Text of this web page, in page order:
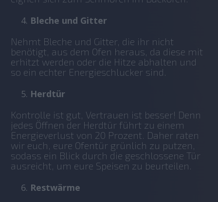
Bleche und Gitter
Nehmt Bleche und Gitter, die ihr nicht
benötigt, aus dem Ofen heraus, da diese mit
erhitzt werden oder die Hitze abhalten und
so ein echter Energieschlucker sind.
Herdtür
Kontrolle ist gut, Vertrauen ist besser! Denn
jedes Öffnen der Herdtür führt zu einem
Energieverlust von 20 Prozent. Daher raten
wir euch, eure Ofentür grünlich zu putzen,
sodass ein Blick durch die geschlossene Tür
ausreicht, um eure Speisen zu beurteilen.
Restwärme